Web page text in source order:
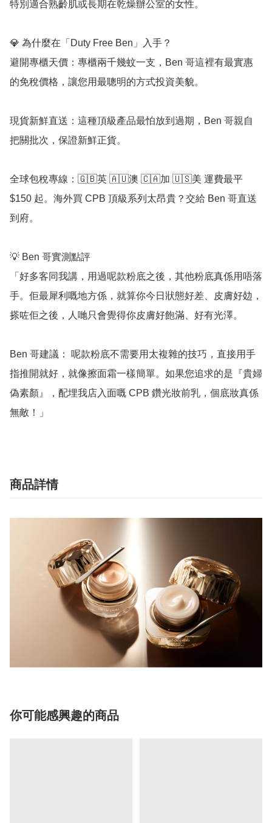
特別適合熟齡肌或長期在乾燥辦公室的女性。
💎 為什麼在「Duty Free Ben」入手？
避開專櫃天價：專櫃兩千幾蚊一支，Ben 哥這裡有最實惠
的免稅價格，讓您用最聰明的方式投資美貌。
現貨新鮮直送：這種頂級產品最怕放到過期，Ben 哥親自
把關批次，保證新鮮正貨。
全球包稅專線：🇬🇧英 🇦🇺澳 🇨🇦加 🇺🇸美 運費最平
$150 起。海外買 CPB 頂級系列太昂貴？交給 Ben 哥直送
到府。
💡 Ben 哥實測點評
「好多客同我講，用過呢款粉底之後，其他粉底真係用唔落
手。佢最犀利嘅地方係，就算你今日狀態好差、皮膚好攰，
搽咗佢之後，人哋只會覺得你皮膚好飽滿、好有光澤。
Ben 哥建議： 呢款粉底不需要用太複雜的技巧，直接用手
指推開就好，就像擦面霜一樣簡單。如果您追求的是『貴婦
偽素顏』，配埋我店入面嘅 CPB 鑽光妝前乳，個底妝真係
無敵！」
商品詳情
你可能感興趣的商品